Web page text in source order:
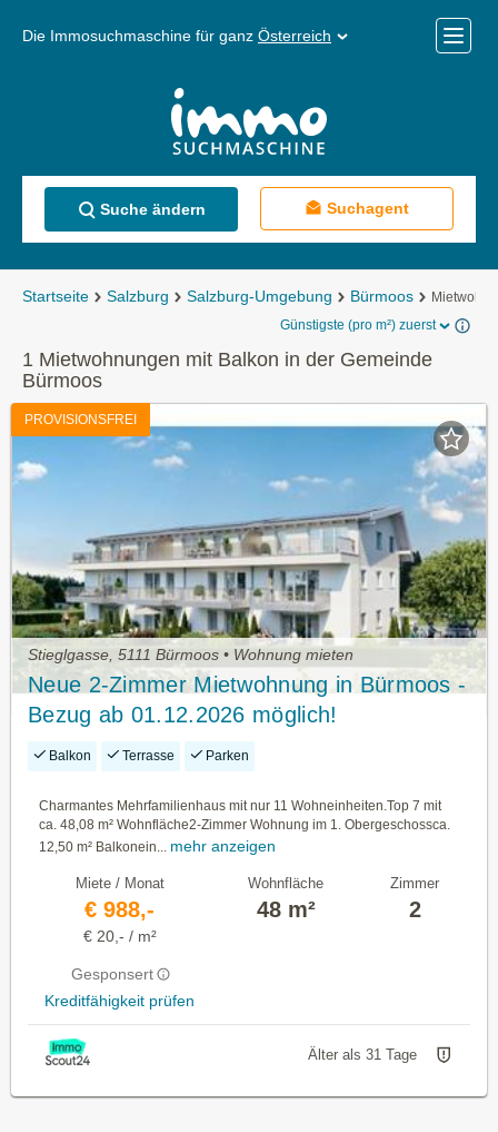
Die Immosuchmaschine für ganz Österreich
Menü
Suche ändern Suchagent
Startseite Salzburg Salzburg-Umgebung Bürmoos
Günstigste (pro m²) zuerst
1 Mietwohnungen mit Balkon in der Gemeinde
Bürmoos
PROVISIONSFREI
Stieglgasse, 5111 Bürmoos • Wohnung mieten
Neue 2-Zimmer Mietwohnung in Bürmoos -
Bezug ab 01.12.2026 möglich!
Balkon Terrasse Parken
Charmantes Mehrfamilienhaus mit nur 11 Wohneinheiten.Top 7 mit
ca. 48,08 m² Wohnfläche2-Zimmer Wohnung im 1. Obergeschossca.
12,50 m² Balkonein...
mehr anzeigen
Miete / Monat
€ 988,-
€ 20,- / m²
Gesponsert
Kreditfähigkeit prüfen
Wohnfläche
48 m²
Zimmer
2
Älter als 31 Tage